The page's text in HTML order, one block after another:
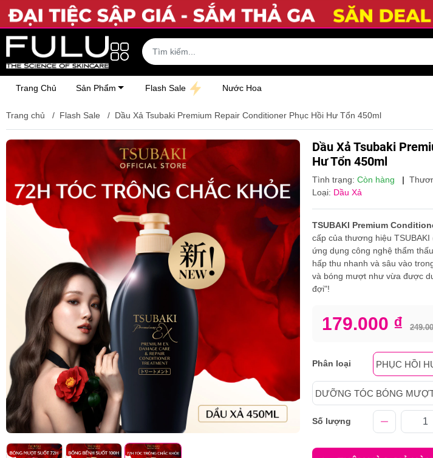
Trang Chủ Sản Phẩm Flash Sale Nước Hoa
Trang chủ / Flash Sale / Dầu Xả Tsubaki Premium Repair Conditioner Phục Hồi Hư Tổn 450ml
Dầu Xả Tsubaki
Hư Tổn 450ml
Tình trạng: Còn hàng |
Loại: Dầu Xả
TSUBAKI Premium
cấp của thương hiệu
ứng dụng công nghệ thẩm
hấp thu nhanh và sâu vào
và bóng mượt như vừa được
đợi"!
179.000 ₫
Phân loại PHỤC HỒI
DƯỠNG TÓC BÓNG
Số lượng